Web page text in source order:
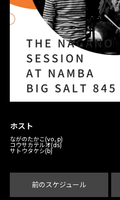
ホスト
ながのたかこ(vo, p)
コウサカテルオ(ds)
サトウタケシ(b)
前のスケジュール